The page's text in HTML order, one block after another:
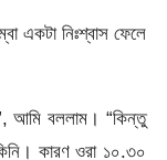
একটা নিঃশ্বাস ফেলে
আমি বললাম। “কিন্তু
কারণ ওরা ১০.৩০